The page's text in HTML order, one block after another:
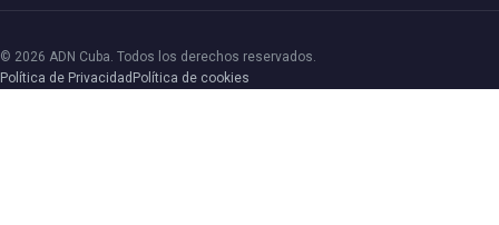
© 2026 ADN Cuba. Todos los derechos reservados.
Política de Privacidad Política de cookies